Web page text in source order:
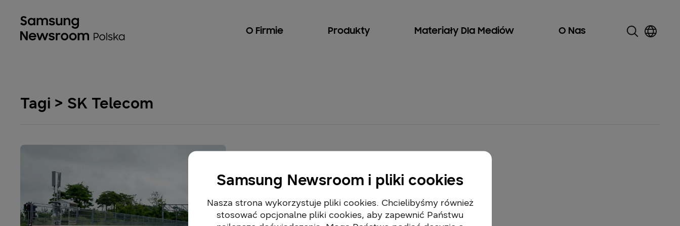
O Firmie Produkty Materiały Dla Mediów O Nas
Tagi > SK Telecom
Samsung Newsroom i pliki cookies
Nasza strona wykorzystuje pliki cookies. Chcielibyśmy również
stosować opcjonalne pliki cookies, aby zapewnić Państwu